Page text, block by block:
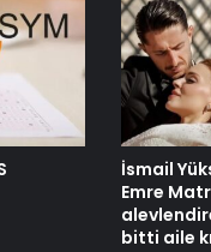
İsmail
Emre
bitti aile